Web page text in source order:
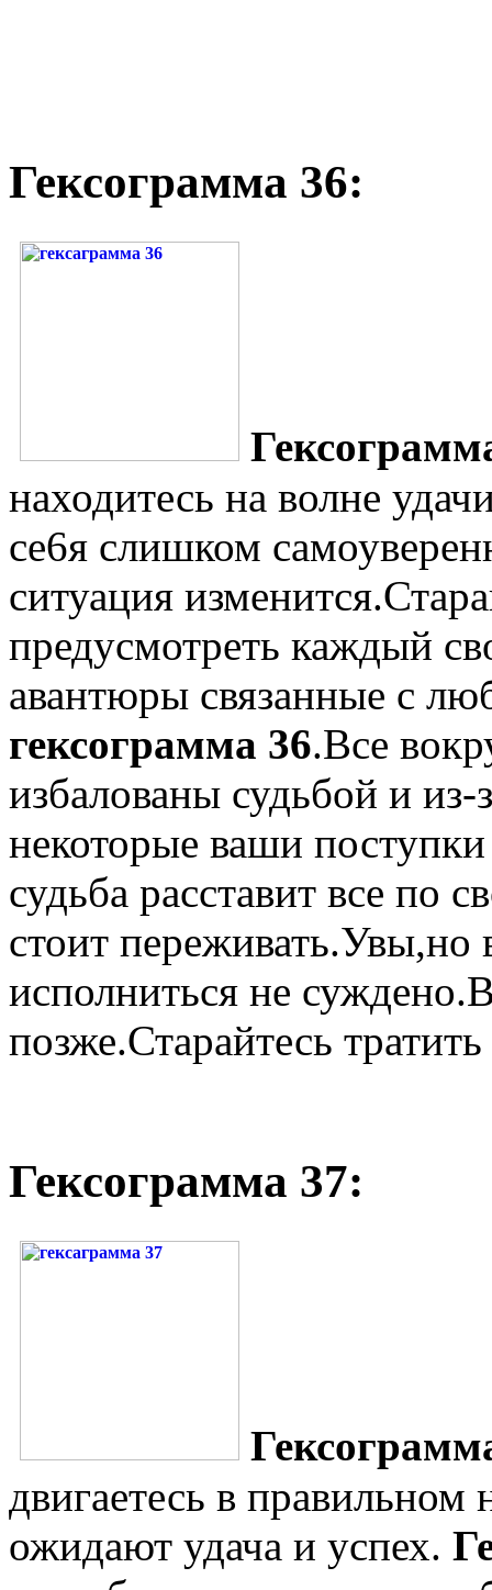
Гексограмма 36:
находитесь на волне
се6я слишком
ситуация
предусмотреть каждый
авантюры связанные с
гексограмма 36.Все
избалованы судьбой и из-
некоторые ваши
судьба расставит все по
стоит
исполниться не
позже.Старайтесь
Гексограмма 37:
двигаетесь в
ожидают удача и успех.